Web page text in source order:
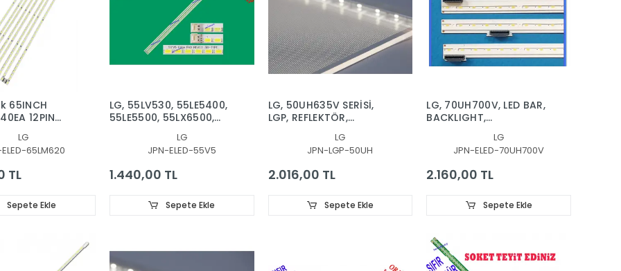
65INCH
12PIN
65E99RS,
LG
65LM620
TL
Sepete Ekle
LG, 55LV530, 55LE5400,
55LE5500, 55LX6500,
55" REV0.4 84EA TYPE-
A, TYPE-B, 3660L-0344A
LG
JPN-ELED-55V5
1.440,00 TL
Sepete Ekle
LG, 50UH635V SERİSİ,
LGP, REFLEKTÖR,
DIFFUSER, V500DJ2-KS5,
V500DK1-KS2-TREM02 ,
V500DK1-KS2-TLEM02,
LGP
LG
JPN-LGP-50UH
2.016,00 TL
Sepete Ekle
LG, 70UH700V, LED BAR,
BACKLIGHT,
70UF64 REV03 L-TYPE
C-TYPE R-TYPE
LG
JPN-ELED-70UH700V
2.160,00 TL
Sepete Ekle